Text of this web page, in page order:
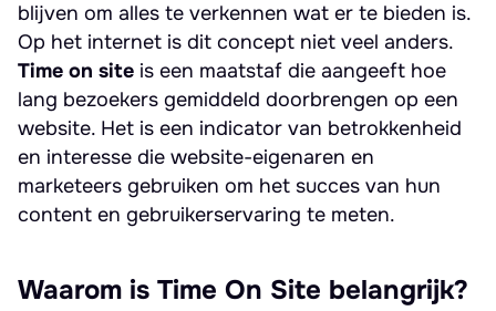
blijven om alles te verkennen wat er te bieden is.
Op het internet is dit concept niet veel anders.
Time on site is een maatstaf die aangeeft hoe
lang bezoekers gemiddeld doorbrengen op een
website. Het is een indicator van betrokkenheid
en interesse die website-eigenaren en
marketeers gebruiken om het succes van hun
content en gebruikerservaring te meten.
Waarom is Time On Site belangrijk?